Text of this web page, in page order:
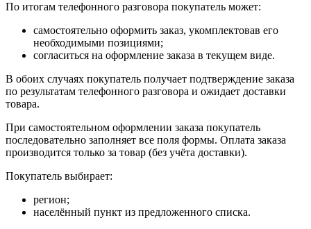
По итогам телефонного разговора покупатель может:
самостоятельно оформить заказ, укомплектовав его
необходимыми позициями;
согласиться на оформление заказа в текущем виде.
В обоих случаях покупатель получает подтверждение заказа
по результатам телефонного разговора и ожидает доставки
товара.
При самостоятельном оформлении заказа покупатель
последовательно заполняет все поля формы. Оплата заказа
производится только за товар (без учёта доставки).
Покупатель выбирает:
регион;
населённый пункт из предложенного списка.